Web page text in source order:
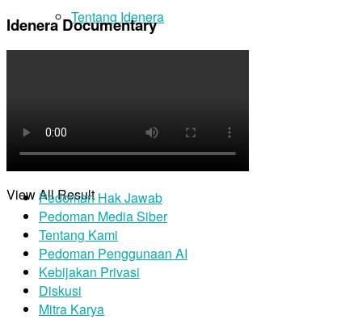
Tentang Idenera
No Result
View All Result
Idenera Documentary
Pedoman Hak Jawab
Pedoman Media Siber
Tentang Kami
Pedoman Penggunaan AI
Kebijakan Privasi
Diskusi
Mitra Karya